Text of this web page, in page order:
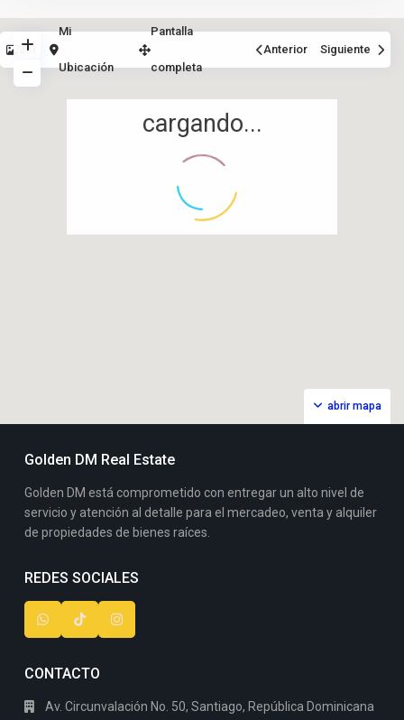
cargando...
abrir mapa
Ver
Mi
Ubicación
Pantalla
completa
Anterior Siguiente
Golden DM Real Estate
Golden DM está comprometido con entregar un alto nivel de
servicio y atención al detalle para el mercadeo, venta y alquiler
de propiedades de bienes raíces.
REDES SOCIALES
CONTACTO
Av. Circunvalación No. 50, Santiago, República Dominicana